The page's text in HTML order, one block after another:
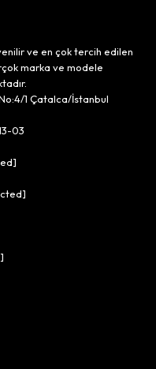
ve en çok tercih edilen
marka ve modele
1 Çatalca/İstanbul
03